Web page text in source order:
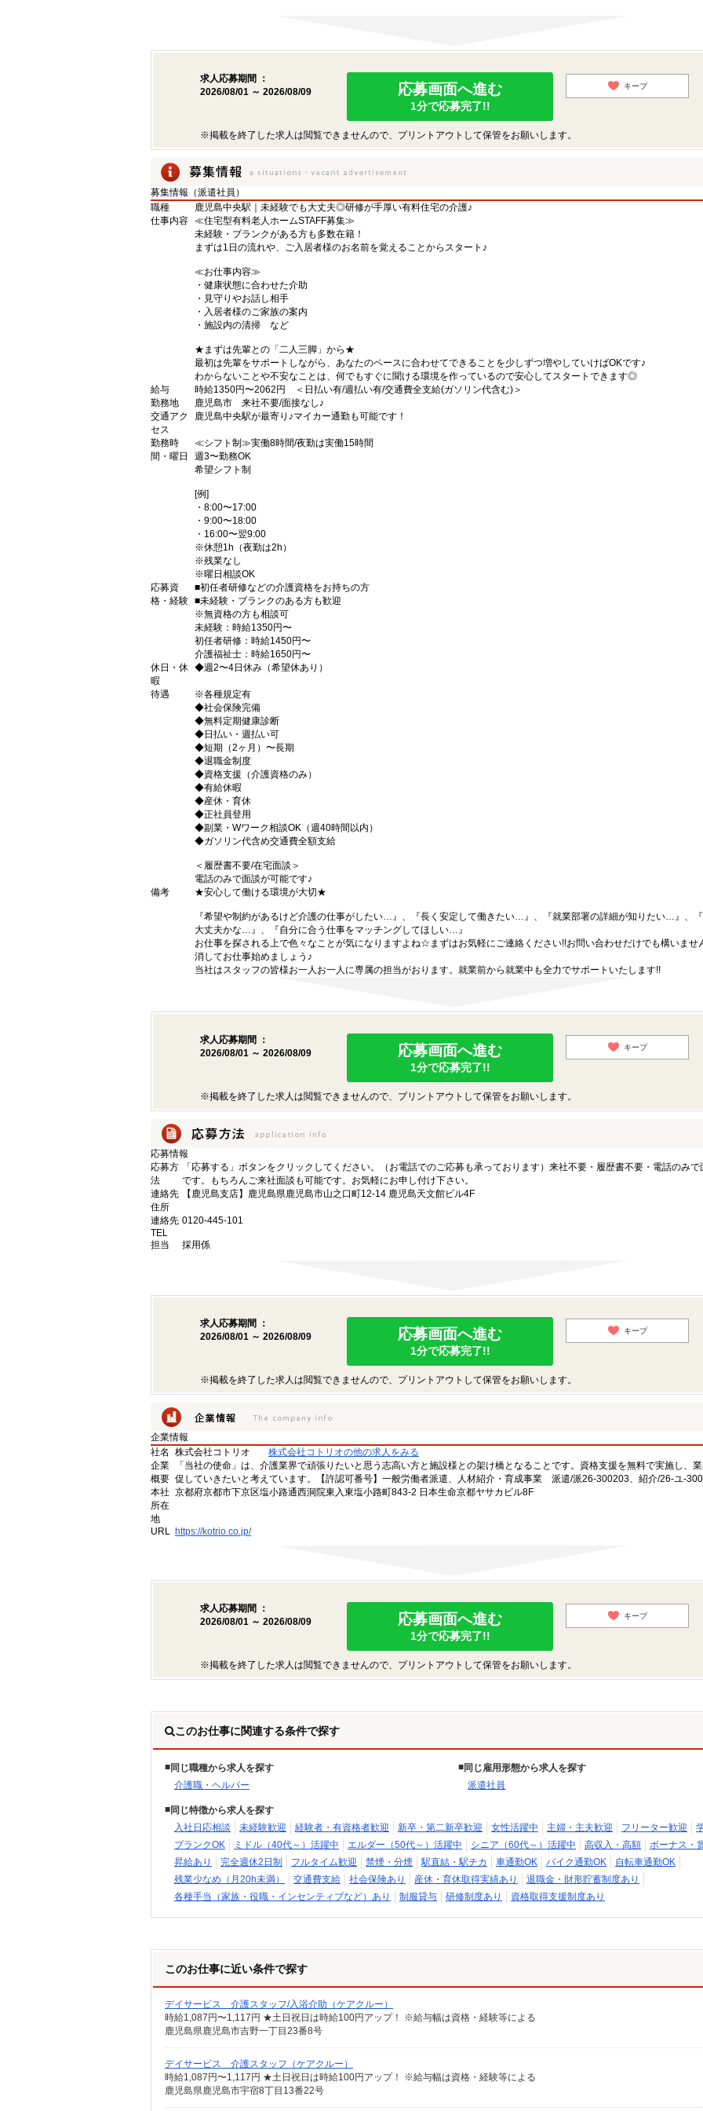
求人応募期間 ：
2026/08/01 ～ 2026/08/09
応募画面へ進む
1分で応募完了!!
キープ
※掲載を終了した求人は閲覧できませんので、プリントアウトして保管をお願いします。
募集情報（派遣社員）
職種
鹿児島中央駅｜未経験でも大丈夫◎研修が手厚い有料住宅の介護♪
仕事内容
≪住宅型有料老人ホームSTAFF募集≫
未経験・ブランクがある方も多数在籍！
まずは1日の流れや、ご入居者様のお名前を覚えることからスタート♪
≪お仕事内容≫
・健康状態に合わせた介助
・見守りやお話し相手
・入居者様のご家族の案内
・施設内の清掃 など
★まずは先輩との「二人三脚」から★
最初は先輩をサポートしながら、あなたのペースに合わせてできることを少しずつ増やしていけばOKです♪
わからないことや不安なことは、何でもすぐに聞ける環境を作っているので安心してスタートできます◎
給与
時給1350円〜2062円 ＜日払い有/週払い有/交通費全支給(ガソリン代含む)＞
勤務地
鹿児島市 来社不要/面接なし♪
交通アク
セス
鹿児島中央駅が最寄り♪マイカー通勤も可能です！
勤務時
間・曜日
≪シフト制≫実働8時間/夜勤は実働15時間
週3〜勤務OK
希望シフト制
[例]
・8:00〜17:00
・9:00〜18:00
・16:00〜翌9:00
※休憩1h（夜勤は2h）
※残業なし
※曜日相談OK
応募資
格・経験
■初任者研修などの介護資格をお持ちの方
■未経験・ブランクのある方も歓迎
※無資格の方も相談可
未経験：時給1350円〜
初任者研修：時給1450円〜
介護福祉士：時給1650円〜
休日・休
暇
◆週2〜4日休み（希望休あり）
待遇
※各種規定有
◆社会保険完備
◆無料定期健康診断
◆日払い・週払い可
◆短期（2ヶ月）〜長期
◆退職金制度
◆資格支援（介護資格のみ）
◆有給休暇
◆産休・育休
◆正社員登用
◆副業・Wワーク相談OK（週40時間以内）
◆ガソリン代含め交通費全額支給
＜履歴書不要/在宅面談＞
電話のみで面談が可能です♪
備考
★安心して働ける環境が大切★
『希望や制約があるけど介護の仕事がしたい…』、『長く安定して働きたい…』、『就業部署の詳細が知りたい…』、
大丈夫かな…』、『自分に合う仕事をマッチングしてほしい…』
お仕事を探される上で色々なことが気になりますよね☆まずはお気軽にご連絡ください!!お問い合わせだけでも構いませ
消してお仕事始めましょう♪
当社はスタッフの皆様お一人お一人に専属の担当がおります。就業前から就業中も全力でサポートいたします!!
求人応募期間 ：
2026/08/01 ～ 2026/08/09
応募画面へ進む
1分で応募完了!!
キープ
※掲載を終了した求人は閲覧できませんので、プリントアウトして保管をお願いします。
応募情報
応募方
法
「応募する」ボタンをクリックしてください。（お電話でのご応募も承っております）来社不要・履歴書不要・電話のみで
です。もちろんご来社面談も可能です。お気軽にお申し付け下さい。
連絡先
住所
【鹿児島支店】鹿児島県鹿児島市山之口町12-14 鹿児島天文館ビル4F
連絡先
TEL
0120-445-101
担当 採用係
求人応募期間 ：
2026/08/01 ～ 2026/08/09
応募画面へ進む
1分で応募完了!!
キープ
※掲載を終了した求人は閲覧できませんので、プリントアウトして保管をお願いします。
企業情報
社名
株式会社コトリオ
株式会社コトリオの他の求人をみる
企業
概要
「当社の使命」は、介護業界で頑張りたいと思う志高い方と施設様との架け橋となることです。資格支援を無料で実施し、
促していきたいと考えています。【許認可番号】一般労働者派遣、人材紹介・育成事業 派遣/派26-300203、紹介/26-ユ-
本社
所在
地
京都府京都市下京区塩小路通西洞院東入東塩小路町843-2 日本生命京都ヤサカビル8F
URL https://kotrio.co.jp/
求人応募期間 ：
2026/08/01 ～ 2026/08/09
応募画面へ進む
1分で応募完了!!
キープ
※掲載を終了した求人は閲覧できませんので、プリントアウトして保管をお願いします。
このお仕事に関連する条件で探す
同じ職種から求人を探す
介護職・ヘルパー
同じ雇用形態から求人を探す
派遣社員
同じ特徴から求人を探す
入社日応相談
未経験歓迎 経験者・有資格者歓迎 新卒・第二新卒歓迎 女性活躍中 主婦・主夫歓迎 フリーター歓迎
ブランクOK
ミドル（40代～）活躍中 エルダー（50代～）活躍中 シニア（60代～）活躍中 高収入・高額
ボーナス・
昇給あり
完全週休2日制 フルタイム歓迎 禁煙・分煙 駅直結・駅チカ 車通勤OK バイク通勤OK
自転車通勤OK
残業少なめ（月20h未満）
交通費支給 社会保険あり 産休・育休取得実績あり
退職金・財形貯蓄制度あり
各種手当（家族・役職・インセンティブなど）あり
制服貸与 研修制度あり 資格取得支援制度あり
このお仕事に近い条件で探す
デイサービス 介護スタッフ/入浴介助（ケアクルー）
時給1,087円〜1,117円 ★土日祝日は時給100円アップ！ ※給与幅は資格・経験等による
鹿児島県鹿児島市吉野一丁目23番8号
デイサービス 介護スタッフ（ケアクルー）
時給1,087円〜1,117円 ★土日祝日は時給100円アップ！ ※給与幅は資格・経験等による
鹿児島県鹿児島市宇宿8丁目13番22号